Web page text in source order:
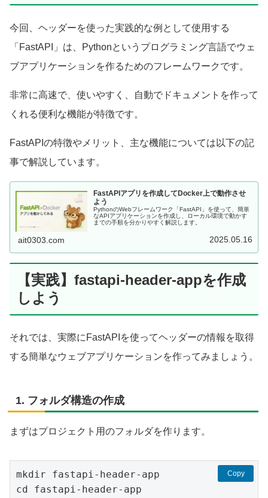
今回、ヘッダーを使った実践的な例として使用する
「FastAPI」は、Pythonというプログラミング言語でウェ
ブアプリケーションを作るためのフレームワークです。
非常に高速で、使いやすく、自動でドキュメントを作って
くれる便利な機能が特徴です。
FastAPIの特徴やメリット、主な機能については以下の記
事で解説しています。
FastAPIアプリを作成してDocker上で動作させ
よう
PythonのWebフレームワーク「FastAPI」を使って、簡単
なAPIアプリケーションを作成し、ローカル環境で動かす
までの手順を分かりやすく解説します。
ait0303.com 2025.05.16
【実践】fastapi-header-appを作成
しよう
それでは、実際にFastAPIを使ってヘッダーの情報を取得
する簡単なウェブアプリケーションを作ってみましょう。
1. フォルダ構造の作成
まずはプロジェクト用のフォルダを作ります。
mkdir fastapi-header-app
cd fastapi-header-app
Copy